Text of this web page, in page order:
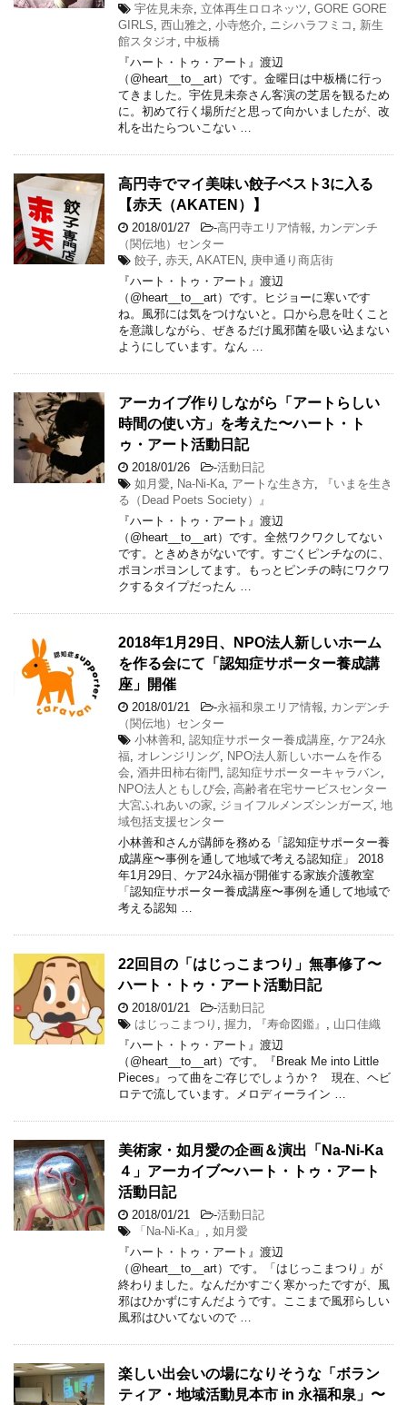
宇佐見未奈
立体再生ロロネッツ GORE GORE
GIRLS 西山雅之 小寺悠介 ニシハラフミコ
新生
館スタジオ 中板橋
『ハート・トゥ・アート』渡辺
（@heart__to__art）です。金曜日は中板橋に行っ
てきました。宇佐見未奈さん客演の芝居を観るため
に。初めて行く場所だと思って向かいましたが、改
札を出たらついこない …
高円寺でマイ美味い餃子ベスト3に入る
【赤天（AKATEN）】
2018/01/27 -高円寺エリア情報
カンデンチ
（関伝地）センター
餃子 赤天 AKATEN
庚申通り商店街
『ハート・トゥ・アート』渡辺
（@heart__to__art）です。ヒジョーに寒いです
ね。風邪には気をつけないと。口から息を吐くこと
を意識しながら、ぜきるだけ風邪菌を吸い込まない
ようにしています。なん …
アーカイブ作りしながら「アートらしい
時間の使い方」を考えた〜ハート・ト
ゥ・アート活動日記
2018/01/26 -活動日記
如月愛 Na-Ni-Ka アートな生き方
『いまを生き
る（Dead Poets Society）』
『ハート・トゥ・アート』渡辺
（@heart__to__art）です。全然ワクワクしてない
です。ときめきがないです。すごくピンチなのに、
ポヨンポヨンしてます。もっとピンチの時にワクワ
クするタイプだったん …
2018年1月29日、NPO法人新しいホーム
を作る会にて「認知症サポーター養成講
座」開催
2018/01/21 -永福和泉エリア情報
カンデンチ
（関伝地）センター
小林善和 認知症サポーター養成講座 ケア24永
福 オレンジリング NPO法人新しいホームを作る
会 酒井田柿右衛門 認知症サポーターキャラバン
NPO法人ともしび会 高齢者在宅サービスセンター
大宮ふれあいの家
ジョイフルメンズシンガーズ 地
域包括支援センター
小林善和さんが講師を務める「認知症サポーター養
成講座〜事例を通して地域で考える認知症」 2018
年1月29日、ケア24永福が開催する家族介護教室
「認知症サポーター養成講座〜事例を通して地域で
考える認知 …
22回目の「はじっこまつり」無事修了〜
ハート・トゥ・アート活動日記
2018/01/21 -活動日記
はじっこまつり
握力 『寿命図鑑』
山口佳織
『ハート・トゥ・アート』渡辺
（@heart__to__art）です。『Break Me into Little
Pieces』って曲をご存じでしょうか？ 現在、ヘビ
ロテで流しています。メロディーライン …
美術家・如月愛の企画＆演出「Na-Ni-Ka
４」アーカイブ〜ハート・トゥ・アート
活動日記
2018/01/21 -活動日記
「Na-Ni-Ka」
如月愛
『ハート・トゥ・アート』渡辺
（@heart__to__art）です。「はじっこまつり」が
終わりました。なんだかすごく寒かったですが、風
邪はひかずにすんだようです。ここまで風邪らしい
風邪はひいてないので …
楽しい出会いの場になりそうな「ボラン
ティア・地域活動見本市 in 永福和泉」〜